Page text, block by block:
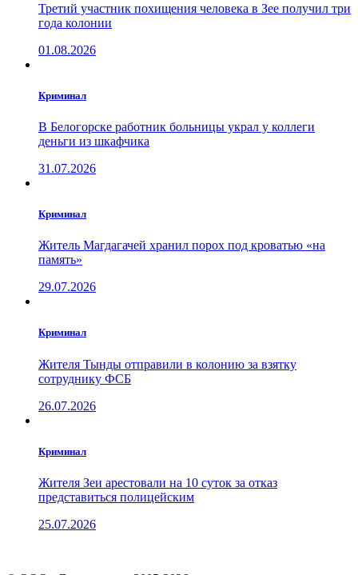
Третий участник похищения человека в Зее получил три
года колонии
01.08.2026
Криминал
В Белогорске работник больницы украл у коллеги
деньги из шкафчика
31.07.2026
Криминал
Житель Магдагачей хранил порох под кроватью «на
память»
29.07.2026
Криминал
Жителя Тынды отправили в колонию за взятку
сотруднику ФСБ
26.07.2026
Криминал
Жителя Зеи арестовали на 10 суток за отказ
представиться полицейским
25.07.2026